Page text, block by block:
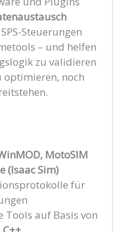
Steuerungen
– und helfen
zu validieren
optimieren, noch
MotoSIM
(Isaac Sim)
für
auf Basis von